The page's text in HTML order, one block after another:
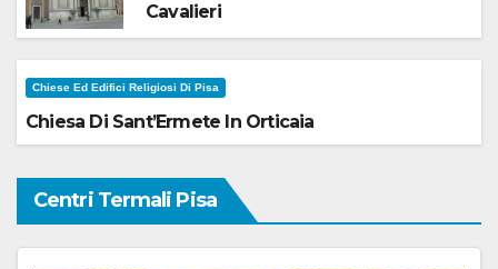
Cavalieri
Chiese Ed Edifici Religiosi Di Pisa
Chiesa Di Sant’Ermete In Orticaia
Centri Termali Pisa